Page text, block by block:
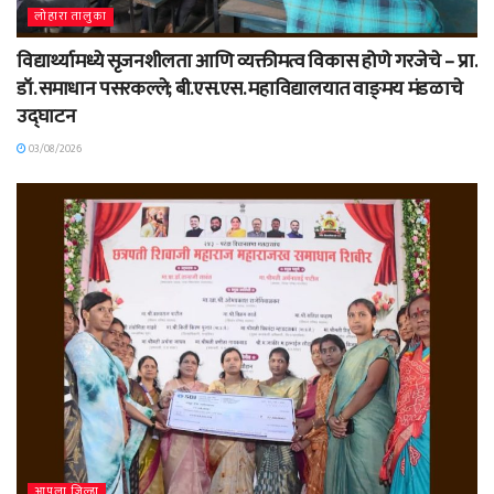
लोहारा तालुका
विद्यार्थ्यामध्ये सृजनशीलता आणि व्यक्तीमत्व विकास होणे गरजेचे – प्रा.
डॉ. समाधान पसरकल्ले; बी.एस.एस. महाविद्यालयात वाङ्‌मय मंडळाचे
उद्घाटन
03/08/2026